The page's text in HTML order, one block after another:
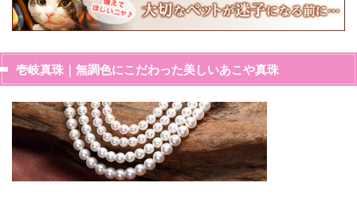
壱岐真珠｜無調色にこだわった美しいあこや真珠